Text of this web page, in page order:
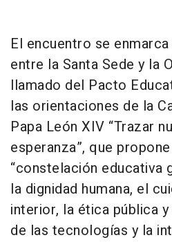
El encuentro se
entre la Santa Sede y la
llamado del Pacto
las orientaciones de la
Papa León XIV “Trazar
esperanza”, que
“constelación educativa
la dignidad humana, el
interior, la ética pública
de las tecnologías y la